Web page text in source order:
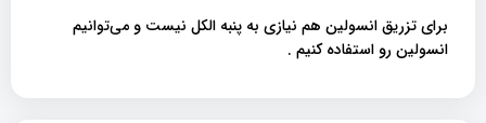
برای تزریق انسولین هم نیازی به پنبه الکل نیست و می‌توانیم
انسولین رو استفاده کنیم .